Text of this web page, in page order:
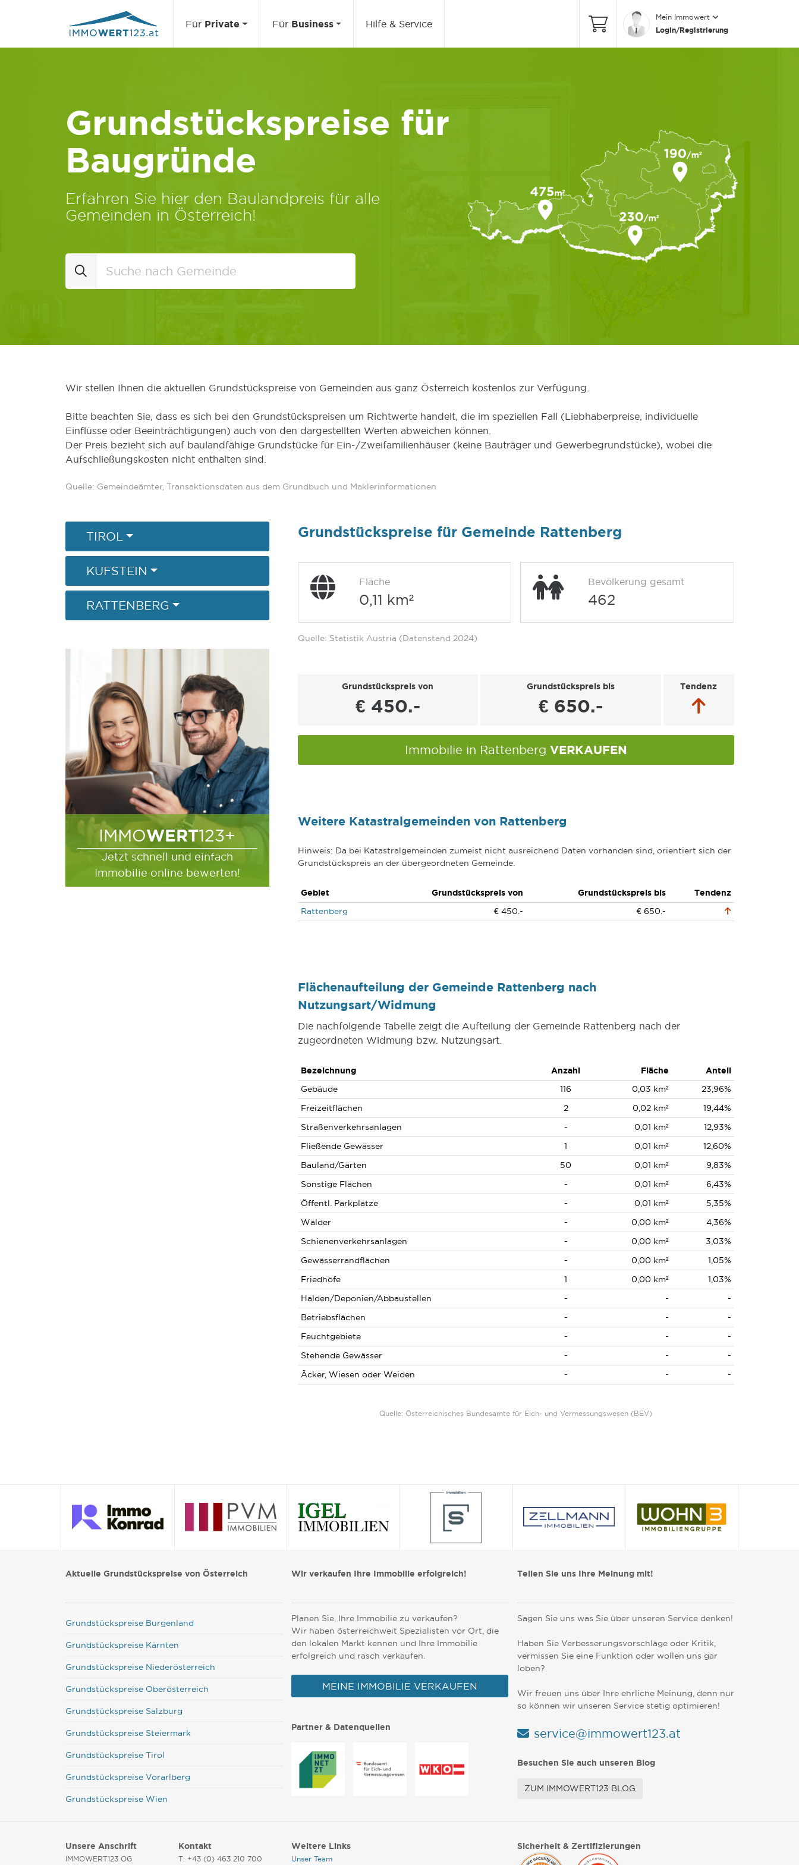
Für Private Für Business Hilfe & Service
Mein Immowert
Login/Registrierung
Grundstückspreise für
Baugründe
Erfahren Sie hier den Baulandpreis für alle
Gemeinden in Österreich!
Wir stellen Ihnen die aktuellen Grundstückspreise von Gemeinden aus ganz Österreich kostenlos zur Verfügung.
Bitte beachten Sie, dass es sich bei den Grundstückspreisen um Richtwerte handelt, die im speziellen Fall (Liebhaberpreise, individuelle
Einflüsse oder Beeinträchtigungen) auch von den dargestellten Werten abweichen können.
Der Preis bezieht sich auf baulandfähige Grundstücke für Ein-/Zweifamilienhäuser (keine Bauträger und Gewerbegrundstücke), wobei die
Aufschließungskosten nicht enthalten sind.
Quelle: Gemeindeämter, Transaktionsdaten aus dem Grundbuch und Maklerinformationen
TIROL
KUFSTEIN
RATTENBERG
IMMOWERT123+
Jetzt schnell und einfach
Immobilie online bewerten!
Grundstückspreise für Gemeinde Rattenberg
Fläche
0,11 km²
Bevölkerung gesamt
462
Quelle: Statistik Austria (Datenstand 2024)
Grundstückspreis von
€ 450.-
Grundstückspreis bis
€ 650.-
Tendenz
Immobilie in Rattenberg VERKAUFEN
Weitere Katastralgemeinden von Rattenberg
Hinweis: Da bei Katastralgemeinden zumeist nicht ausreichend Daten vorhanden sind, orientiert sich der
Grundstückspreis an der übergeordneten Gemeinde.
Gebiet Grundstückspreis von Grundstückspreis bis
Tendenz
Rattenberg
€ 450.- € 650.-
Flächenaufteilung der Gemeinde Rattenberg nach
Nutzungsart/Widmung
Die nachfolgende Tabelle zeigt die Aufteilung der Gemeinde Rattenberg nach der
zugeordneten Widmung bzw. Nutzungsart.
Bezeichnung Anzahl Fläche
Anteil
Gebäude
116 0,03 km²
23,96%
Freizeitflächen
2 0,02 km²
19,44%
Straßenverkehrsanlagen
- 0,01 km²
12,93%
Fließende Gewässer
1 0,01 km²
12,60%
Bauland/Gärten
50 0,01 km²
9,83%
Sonstige Flächen
- 0,01 km²
6,43%
Öffentl. Parkplätze
- 0,01 km²
5,35%
Wälder
- 0,00 km²
4,36%
Schienenverkehrsanlagen
- 0,00 km²
3,03%
Gewässerrandflächen
- 0,00 km²
1,05%
Friedhöfe
1 0,00 km²
1,03%
Halden/Deponien/Abbaustellen
- -
-
Betriebsflächen
- -
-
Feuchtgebiete
- -
-
Stehende Gewässer
- -
-
Äcker, Wiesen oder Weiden
- - -
Quelle: Österreichisches Bundesamte für Eich- und Vermessungswesen (BEV)
Aktuelle Grundstückspreise von Österreich
Grundstückspreise Burgenland
Grundstückspreise Kärnten
Grundstückspreise Niederösterreich
Grundstückspreise Oberösterreich
Grundstückspreise Salzburg
Grundstückspreise Steiermark
Grundstückspreise Tirol
Grundstückspreise Vorarlberg
Grundstückspreise Wien
Wir verkaufen Ihre Immobilie erfolgreich!
Planen Sie, Ihre Immobilie zu verkaufen?
Wir haben österreichweit Spezialisten vor Ort, die
den lokalen Markt kennen und Ihre Immobilie
erfolgreich und rasch verkaufen.
MEINE IMMOBILIE VERKAUFEN
Partner & Datenquellen
Teilen Sie uns Ihre Meinung mit!
Sagen Sie uns was Sie über unseren Service denken!
Haben Sie Verbesserungsvorschläge oder Kritik,
vermissen Sie eine Funktion oder wollen uns gar
loben?
Wir freuen uns über Ihre ehrliche Meinung, denn nur
so können wir unseren Service stetig optimieren!
service@immowert123.at
Besuchen Sie auch unseren Blog
ZUM IMMOWERT123 BLOG
Unsere Anschrift
IMMOWERT123 OG
Kontakt
T: +43 (0) 463 210 700
Weitere Links
Unser Team
Sicherheit & Zertifizierungen